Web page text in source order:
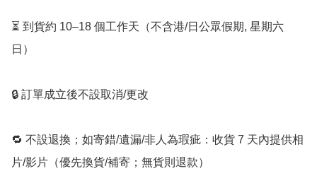
⏳ 到貨約 10–18 個工作天（不含港/日公眾假期, 星期六
日）
🔒 訂單成立後不設取消/更改
🔁 不設退換；如寄錯/遺漏/非人為瑕疵：收貨 7 天內提供相
片/影片（優先換貨/補寄；無貨則退款）